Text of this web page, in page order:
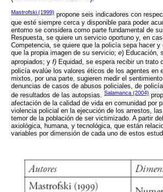
Mastrofski (1999) propone seis indicadores con
que esté siempre cerca y disponible para poder
entorno se considera como parte fundamental de
Respuesta, se quiere un servicio oportuno y, en
Competencia, se quiere que la policía sepa hacer
que la propia imagen de su servicio; e) Educación,
apropiados; y f) Equidad, se espera recibir un trato
policía evalúe los valores éticos de los agentes en
mixtos, por una parte, sugieren medir el
denuncias de casos de abusos policiales, de
de resultados de las autopsias. Salamanca (2004)
afectación de la calidad de vida en comunidad por
violencia policial en la ejecución de los arrestos,
temor de la población de ser victimizado. A partir
axiológica, humana, y tecnológica, que están
variables por dimensión de cada uno de estos